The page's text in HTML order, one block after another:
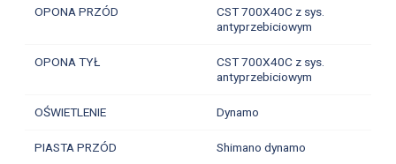
OPONA PRZÓD
CST 700X40C z sys.
antyprzebiciowym
OPONA TYŁ
CST 700X40C z sys.
antyprzebiciowym
OŚWIETLENIE Dynamo
PIASTA PRZÓD Shimano dynamo